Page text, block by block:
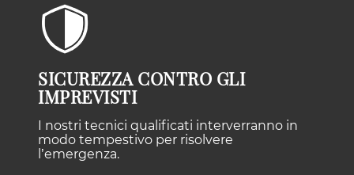
SICUREZZA CONTRO GLI
IMPREVISTI
I nostri tecnici qualificati interverranno in
modo tempestivo per risolvere
l’emergenza.